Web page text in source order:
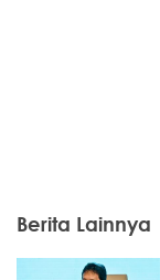
Berita Lainnya